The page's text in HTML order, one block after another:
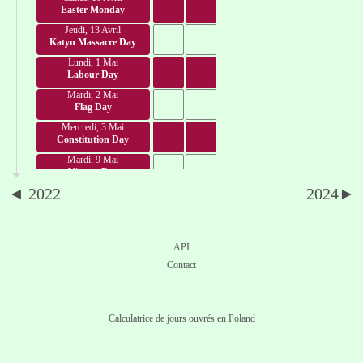
Easter Monday
Jeudi, 13 Avril
Katyn Massacre Day
Lundi, 1 Mai
Labour Day
Mardi, 2 Mai
Flag Day
Mercredi, 3 Mai
Constitution Day
Mardi, 9 Mai
Victory Day
Dimanche, 28 Mai
Jeudi, 31 Août
◄ 2022 2024►
API
Contact
Calculatrice de jours ouvrés en Poland